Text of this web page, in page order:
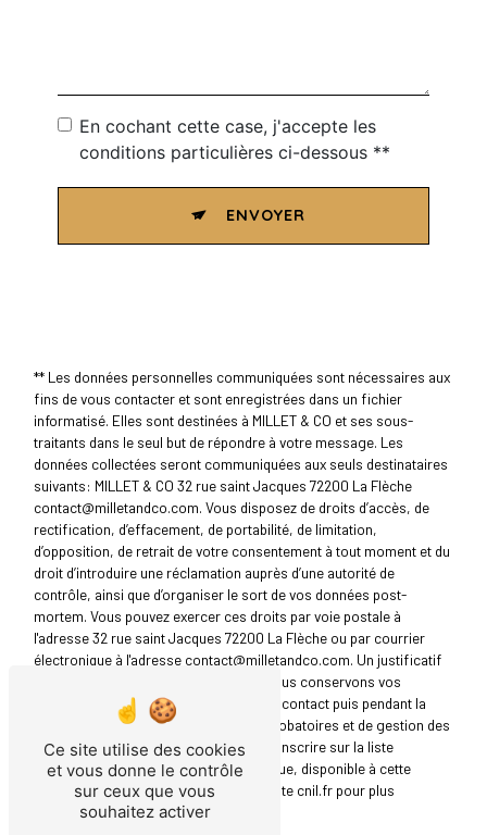
En cochant cette case, j'accepte les
conditions particulières ci-dessous **
ENVOYER
** Les données personnelles communiquées sont nécessaires aux
fins de vous contacter et sont enregistrées dans un fichier
informatisé. Elles sont destinées à MILLET & CO et ses sous-
traitants dans le seul but de répondre à votre message. Les
données collectées seront communiquées aux seuls destinataires
suivants: MILLET & CO 32 rue saint Jacques 72200 La Flèche
contact@milletandco.com. Vous disposez de droits d’accès, de
rectification, d’effacement, de portabilité, de limitation,
d’opposition, de retrait de votre consentement à tout moment et du
droit d’introduire une réclamation auprès d’une autorité de
contrôle, ainsi que d’organiser le sort de vos données post-
mortem. Vous pouvez exercer ces droits par voie postale à
l'adresse 32 rue saint Jacques 72200 La Flèche ou par courrier
électronique à l'adresse contact@milletandco.com. Un justificatif
d'identité pourra vous être demandé. Nous conservons vos
données pendant la période de prise de contact puis pendant la
durée de prescription légale aux fins probatoires et de gestion des
contentieux. Vous avez le droit de vous inscrire sur la liste
d'opposition au démarchage téléphonique, disponible à cette
adresse:
Bloctel.gouv.fr. Consultez le site cnil.fr pour plus
d’informations sur vos droits.
Ce site utilise des cookies
et vous donne le contrôle
sur ceux que vous
souhaitez activer